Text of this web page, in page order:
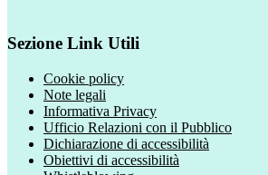
Sezione Link Utili
Cookie policy
Note legali
Informativa Privacy
Ufficio Relazioni con il Pubblico
Dichiarazione di accessibilità
Obiettivi di accessibilità